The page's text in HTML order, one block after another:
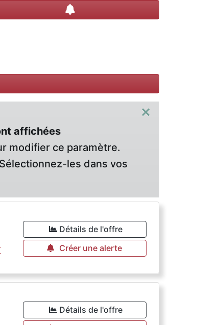
Créer une alerte
×
affichées
modifier ce paramètre.
les dans vos
Détails de l'offre
Créer une alerte
Détails de l'offre